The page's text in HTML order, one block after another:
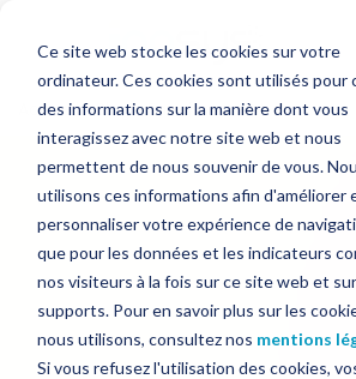
Ce site web stocke les cookies sur votre
ordinateur. Ces cookies sont utilisés pour
des informations sur la manière dont vous
interagissez avec notre site web et nous
permettent de nous souvenir de vous.
utilisons ces informations afin d'améliorer
personnaliser votre expérience de
que pour les données et les indicateurs
nos visiteurs à la fois sur ce site web et
supports. Pour en savoir plus sur les
nous utilisons, consultez nos mentions
Si vous refusez l'utilisation des cookies,
Accueil»Blog»Encaissement